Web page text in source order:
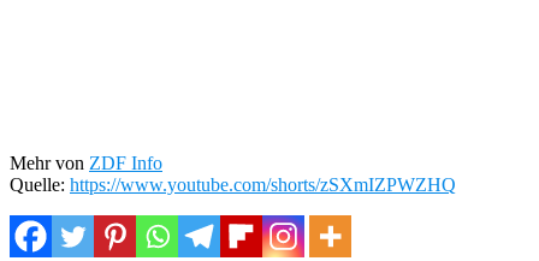
Mehr von ZDF Info
Quelle: https://www.youtube.com/shorts/zSXmIZPWZHQ